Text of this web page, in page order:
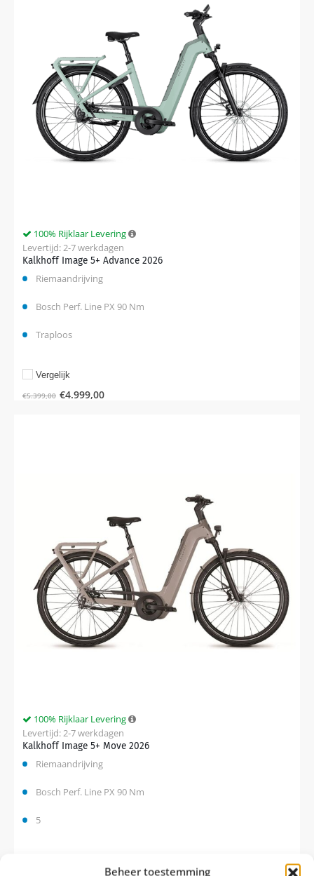
Beheer toestemming
Kalkhoff Image 5+ Advance 2026
100% Rijklaar Levering
Levertijd: 2-7 werkdagen
Riemaandrijving
Bosch Perf. Line PX 90 Nm
Traploos
€5.399,00 €4.999,00
Vergelijk
Kalkhoff Image 5+ Move 2026
100% Rijklaar Levering
Levertijd: 2-7 werkdagen
Riemaandrijving
Bosch Perf. Line PX 90 Nm
5